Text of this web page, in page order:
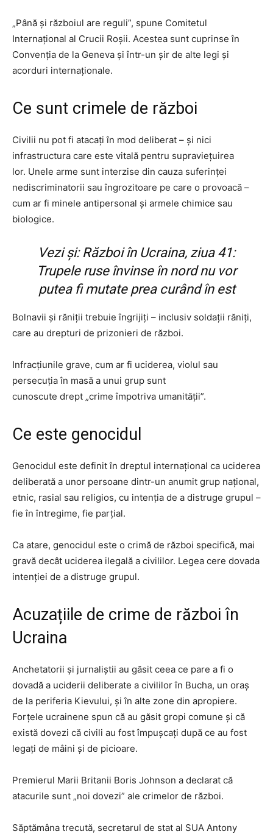
„Până și războiul are reguli”, spune Comitetul
Internațional al Crucii Roșii. Acestea sunt cuprinse în
Convenția de la Geneva și într-un șir de alte legi și
acorduri internaționale.
Ce sunt crimele de război
Civilii nu pot fi atacați în mod deliberat – și nici
infrastructura care este vitală pentru supraviețuirea
lor. Unele arme sunt interzise din cauza suferinței
nediscriminatorii sau îngrozitoare pe care o provoacă –
cum ar fi minele antipersonal și armele chimice sau
biologice.
Vezi și: Război în Ucraina, ziua 41:
Trupele ruse învinse în nord nu vor
putea fi mutate prea curând în est
Bolnavii și răniții trebuie îngrijiți – inclusiv soldații răniți,
care au drepturi de prizonieri de război.
Infracțiunile grave, cum ar fi uciderea, violul sau
persecuția în masă a unui grup sunt
cunoscute drept „crime împotriva umanității”.
Ce este genocidul
Genocidul este definit în dreptul internațional ca uciderea
deliberată a unor persoane dintr-un anumit grup național,
etnic, rasial sau religios, cu intenția de a distruge grupul –
fie în întregime, fie parțial.
Ca atare, genocidul este o crimă de război specifică, mai
gravă decât uciderea ilegală a civililor. Legea cere dovada
intenției de a distruge grupul.
Acuzațiile de crime de război în
Ucraina
Anchetatorii și jurnaliștii au găsit ceea ce pare a fi o
dovadă a uciderii deliberate a civililor în Bucha, un oraș
de la periferia Kievului, și în alte zone din apropiere.
Forțele ucrainene spun că au găsit gropi comune și că
există dovezi că civili au fost împușcați după ce au fost
legați de mâini și de picioare.
Premierul Marii Britanii Boris Johnson a declarat că
atacurile sunt „noi dovezi” ale crimelor de război.
Săptămâna trecută, secretarul de stat al SUA Antony